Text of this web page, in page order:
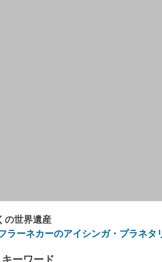
の世界遺産
ラーネカーのアイシンガ・プラネタ